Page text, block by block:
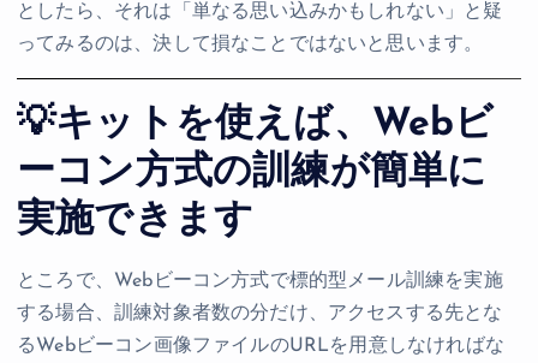
としたら、それは「単なる思い込みかもしれない」と疑
ってみるのは、決して損なことではないと思います。
💡キットを使えば、Webビ
ーコン方式の訓練が簡単に
実施できます
ところで、Webビーコン方式で標的型メール訓練を実施
する場合、訓練対象者数の分だけ、アクセスする先とな
るWebビーコン画像ファイルのURLを用意しなければな